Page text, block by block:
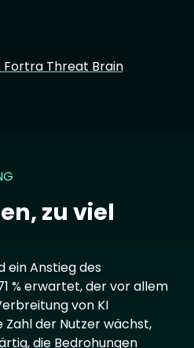
Fortra Threat Brain
zu viel
ein Anstieg des
% erwartet, der vor allem
von KI
Zahl der Nutzer wächst,
die Bedrohungen